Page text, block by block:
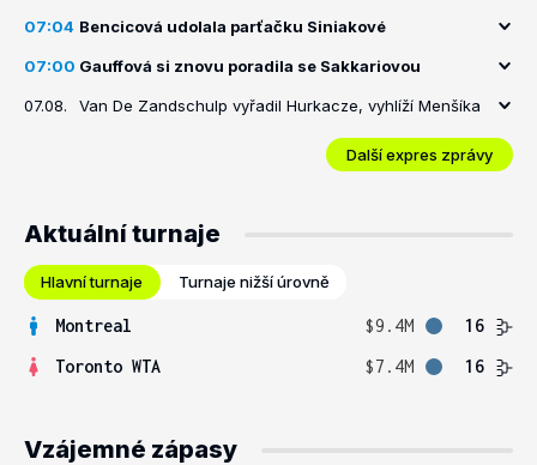
07:04 Bencicová udolala parťačku Siniakové
07:00 Gauffová si znovu poradila se Sakkariovou
07.08. Van De Zandschulp vyřadil Hurkacze, vyhlíží Menšíka
Další expres zprávy
Aktuální turnaje
Hlavní turnaje Turnaje nižší úrovně
Montreal $9.4M
16
Toronto WTA
$7.4M 16
Vzájemné zápasy